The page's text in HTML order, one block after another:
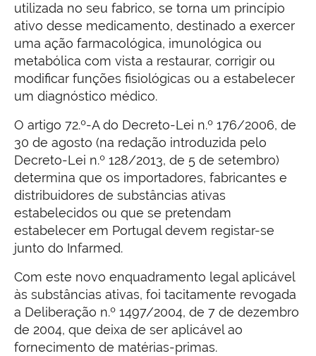
utilizada no seu fabrico, se torna um princípio
ativo desse medicamento, destinado a exercer
uma ação farmacológica, imunológica ou
metabólica com vista a restaurar, corrigir ou
modificar funções fisiológicas ou a estabelecer
um diagnóstico médico.
O artigo 72.º-A do Decreto-Lei n.º 176/2006, de
30 de agosto (na redação introduzida pelo
Decreto-Lei n.º 128/2013, de 5 de setembro)
determina que os importadores, fabricantes e
distribuidores de substâncias ativas
estabelecidos ou que se pretendam
estabelecer em Portugal devem registar-se
junto do Infarmed.
Com este novo enquadramento legal aplicável
às substâncias ativas, foi tacitamente revogada
a Deliberação n.º 1497/2004, de 7 de dezembro
de 2004, que deixa de ser aplicável ao
fornecimento de matérias-primas.